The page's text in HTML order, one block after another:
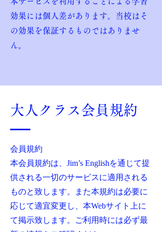
効果には個人差があります。当校はそ
の効果を保証するものではありませ
ん。
大人クラス会員規約
会員規約
本会員規約は、Jim’s Englishを通じて提
供される一切のサービスに適用される
ものと致します。また本規約は必要に
応じて適宜変更し、本Webサイト上に
て掲示致します。ご利用時には必ず最